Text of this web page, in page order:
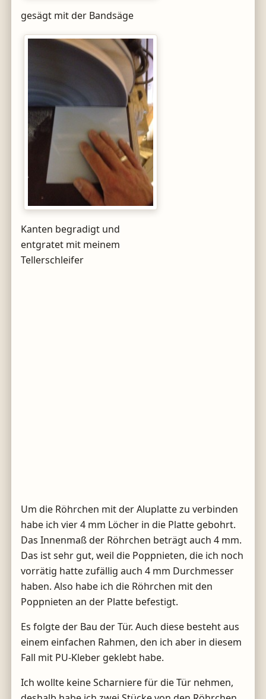
gesägt mit der Bandsäge
Kanten begradigt und
entgratet mit meinem
Tellerschleifer
Um die Röhrchen mit der Aluplatte zu verbinden
habe ich vier 4 mm Löcher in die Platte gebohrt.
Das Innenmaß der Röhrchen beträgt auch 4 mm.
Das ist sehr gut, weil die Poppnieten, die ich noch
vorrätig hatte zufällig auch 4 mm Durchmesser
haben. Also habe ich die Röhrchen mit den
Poppnieten an der Platte befestigt.
Es folgte der Bau der Tür. Auch diese besteht aus
einem einfachen Rahmen, den ich aber in diesem
Fall mit PU-Kleber geklebt habe.
Ich wollte keine Scharniere für die Tür nehmen,